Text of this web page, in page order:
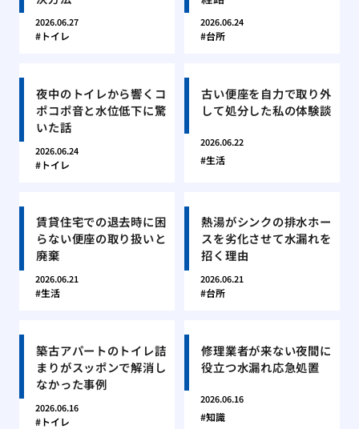
2026.06.27
トイレ
2026.06.24
台所
夜中のトイレから響くコ
ポコポ音と水位低下に驚
いた話
2026.06.24
トイレ
古い便座を自力で取り外
して処分した私の体験談
2026.06.22
生活
賃貸住宅での退去時に困
らない便座の取り扱いと
廃棄
2026.06.21
生活
熱湯がシンクの排水ホー
スを劣化させて水漏れを
招く理由
2026.06.21
台所
築古アパートのトイレ詰
まりがスッポンで解消し
なかった事例
2026.06.16
トイレ
修理業者が来ない夜間に
役立つ水漏れ応急処置
2026.06.16
知識